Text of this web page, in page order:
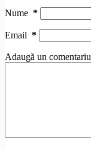
Nume *
Email *
Adaugă un comentariu